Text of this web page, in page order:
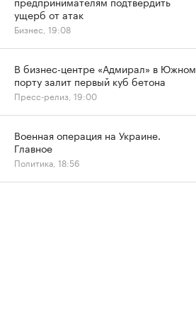
ущерб от атак
Бизнес, 19:08
В бизнес-центре «Адмирал» в Южном
порту залит первый куб бетона
Пресс-релиз, 19:00
Военная операция на Украине.
Главное
Политика, 18:56